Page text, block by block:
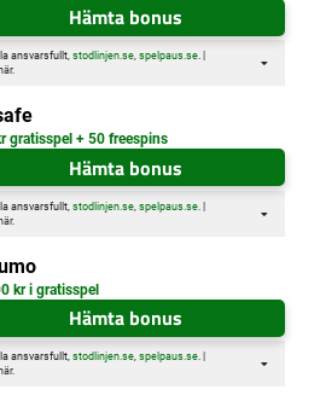
Hämta bonus
ansvarsfullt, stodlinjen.se, spelpaus.se. |
här.
gratisspel + 50 freespins
Hämta bonus
ansvarsfullt, stodlinjen.se, spelpaus.se. |
här.
kr i gratisspel
Hämta bonus
ansvarsfullt, stodlinjen.se, spelpaus.se. |
här.